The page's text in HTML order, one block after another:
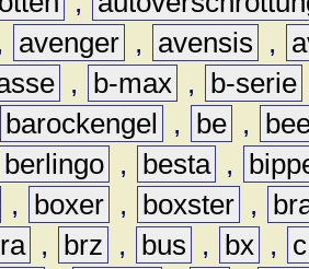
avenger , avensis ,
, b-max , b-serie
barockengel , be ,
berlingo , besta ,
, boxer , boxster ,
, brz , bus , bx ,
c